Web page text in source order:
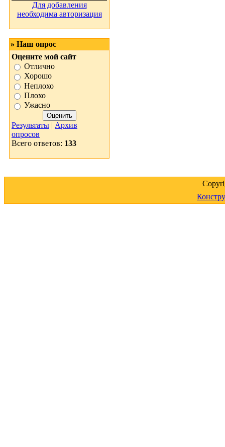
Для добавления
необходима авторизация
» Наш опрос
Оцените мой сайт
Отлично
Хорошо
Неплохо
Плохо
Ужасно
Результаты | Архив
опросов
Всего ответов: 133